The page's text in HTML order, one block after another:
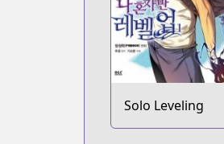
Solo Leveling